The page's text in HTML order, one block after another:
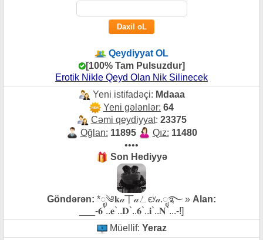
Qeydiyyat OL
[100% Tam Pulsuzdur]
Erotik Nikle Qeyd Olan Nik Silinecek
Yeni istifadəçi: Mdaaa
Yeni gələnlər: 64
Cəmi qeydiyyat: 23375
Oğlan: 11895 Qız: 11480
••••
Son Hediyyə
Göndərən: *ೃ༄𝐤𝒶丅𝒶ㄥєʸ𝒶.ೃ࿐ » Alan:
___-𝟔`..𝐞`..𝐃`..𝟔`..𝐢`..𝐍`...-!]
Müellif: Yeraz